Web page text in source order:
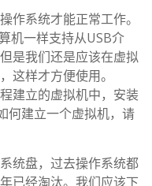
作系统才能正常工作。
机一样支持从USB介
是我们还是应该在虚拟
这样才方便使用。
建立的虚拟机中，安装
何建立一个虚拟机，请
统盘，过去操作系统都
已经淘汰。我们应该下